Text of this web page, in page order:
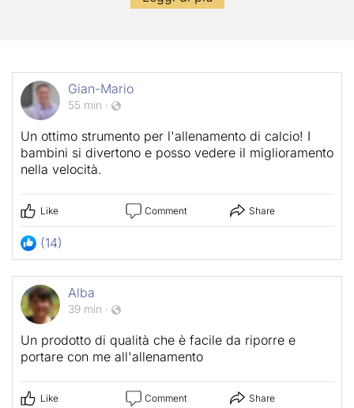
Gian-Mario
55 min ·
Un ottimo strumento per l'allenamento di calcio! I
bambini si divertono e posso vedere il miglioramento
nella velocità.
Like Comment Share
(14)
Alba
39 min ·
Un prodotto di qualità che è facile da riporre e
portare con me all'allenamento
Like Comment Share